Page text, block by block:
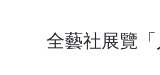
全藝社展覽